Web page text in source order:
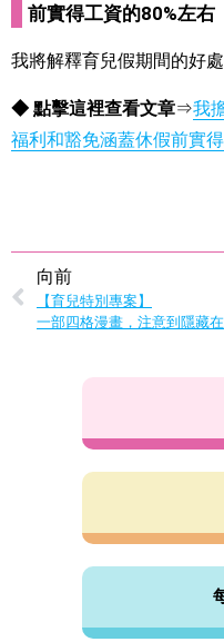
前實得工資的80%左右
我將解釋育兒假期間的好
◆ 點擊這裡查看文章⇒我
福利和豁免涵蓋休假前實
向前
【育兒特別專案】
一部四格漫畫，注意到隱藏在各種育兒情況下的性別“無意識假設”